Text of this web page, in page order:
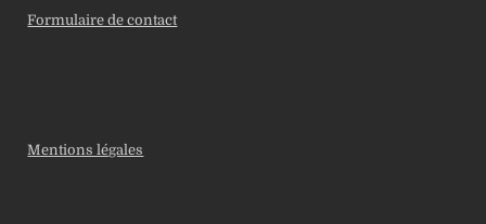
Formulaire de contact
Mentions légales